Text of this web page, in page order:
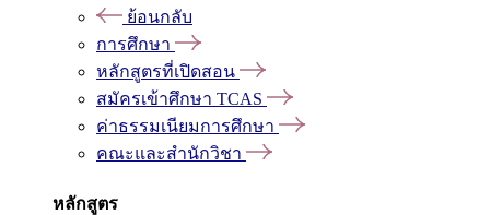
ย้อนกลับ
การศึกษา
หลักสูตรที่เปิดสอน
สมัครเข้าศึกษา TCAS
ค่าธรรมเนียมการศึกษา
คณะและสำนักวิชา
หลักสูตร